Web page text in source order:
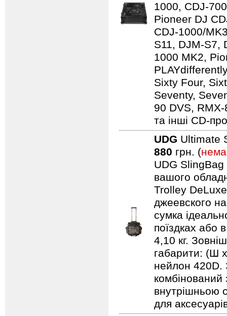
1000, CDJ-
Pioneer DJ
CDJ-1000/
S11, DJM-S7,
1000 MK2,
Sixty Four,
Seventy,
90 DVS,
та інші CD-
UDG Ultimate
880 грн. (
UDG SlingBag
вашого
Trolley DeLuxe
джеевского
сумка
поїздках або
4,10 кг.
габарити: (Ш
нейлон 420D.
внутрішньою
для